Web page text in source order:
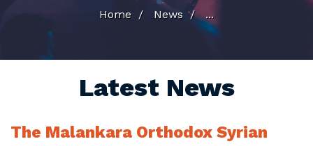
Home News ...
Latest News
The Malankara Orthodox Syrian